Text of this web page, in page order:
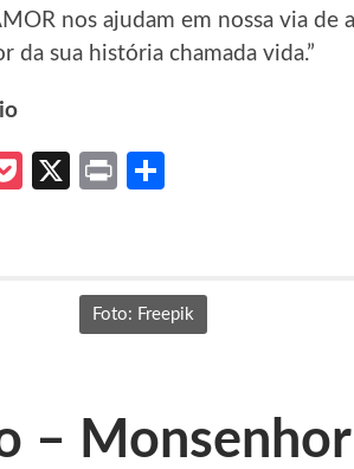
nos ajudam em nossa via de
da sua história chamada vida.”
Pocket
X Print
Foto: Freepik
–